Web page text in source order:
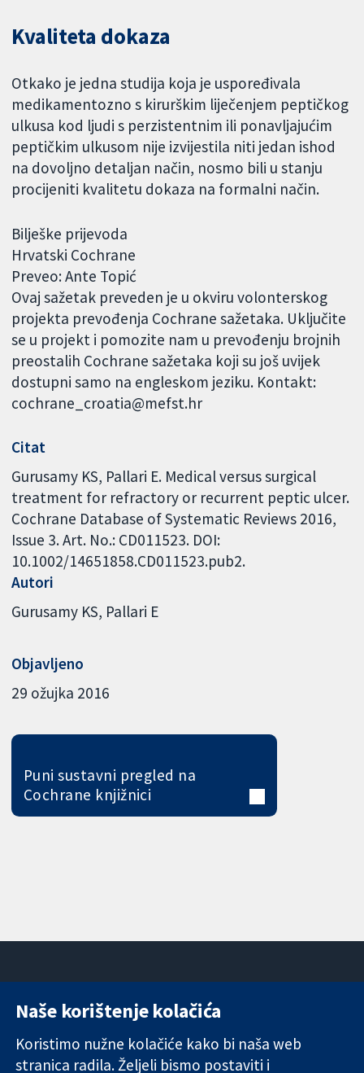
Kvaliteta dokaza
Otkako je jedna studija koja je uspoređivala
medikamentozno s kirurškim liječenjem peptičkog
ulkusa kod ljudi s perzistentnim ili ponavljajućim
peptičkim ulkusom nije izvijestila niti jedan ishod
na dovoljno detaljan način, nosmo bili u stanju
procijeniti kvalitetu dokaza na formalni način.
Bilješke prijevoda
Hrvatski Cochrane
Preveo: Ante Topić
Ovaj sažetak preveden je u okviru volonterskog
projekta prevođenja Cochrane sažetaka. Uključite
se u projekt i pomozite nam u prevođenju brojnih
preostalih Cochrane sažetaka koji su još uvijek
dostupni samo na engleskom jeziku. Kontakt:
cochrane_croatia@mefst.hr
Citat
Gurusamy KS, Pallari E. Medical versus surgical
treatment for refractory or recurrent peptic ulcer.
Cochrane Database of Systematic Reviews 2016,
Issue 3. Art. No.: CD011523. DOI:
10.1002/14651858.CD011523.pub2.
Autori
Gurusamy KS Pallari E
Objavljeno
29 ožujka 2016
Puni sustavni pregled na
Cochrane knjižnici
Pouzdani dokazi.
Utemeljeni
11-13 Cavendish
London
W1G 0AN
Novosti
Naše korištenje kolačića
Koristimo nužne kolačiće kako bi naša web
stranica radila. Željeli bismo postaviti i